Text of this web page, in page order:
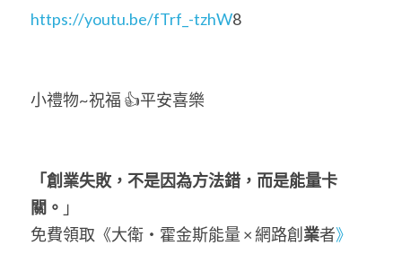
https://youtu.be/fTrf_-tzhW8
小禮物~祝福 👍平安喜樂
「創業失敗，不是因為方法錯，而是能量卡
關。 」
免費領取《大衛・霍金斯能量 × 網路創 業者》